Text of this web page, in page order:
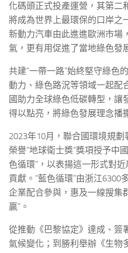
化碼頭正式投產運營，其第二
將成為世界上最環保的口岸之
新動力汽車由此進進歐洲市場
氣，更有用促進了當地綠色發
共建“一帶一路”始終堅守綠色
動力、綠色路況等領域一起配
國助力全球綠色低碳轉型，讓
得以點亮，將綠色發展理念播
2023年10月，聯合國環境規
榮譽“地球衛士獎”獎項授予中
色循環”，以表揚這一形式對
貢獻。“藍色循環”由浙江6300
企業配合參與，惠及一線搜集
贏”。
從推動《巴黎協定》達成、簽
氣候變化；到勝利舉辦《生物